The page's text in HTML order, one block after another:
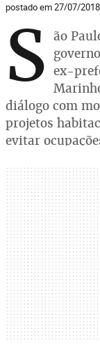
postado em 27/07/
S ão
ex-
diálogo com
projetos
evitar